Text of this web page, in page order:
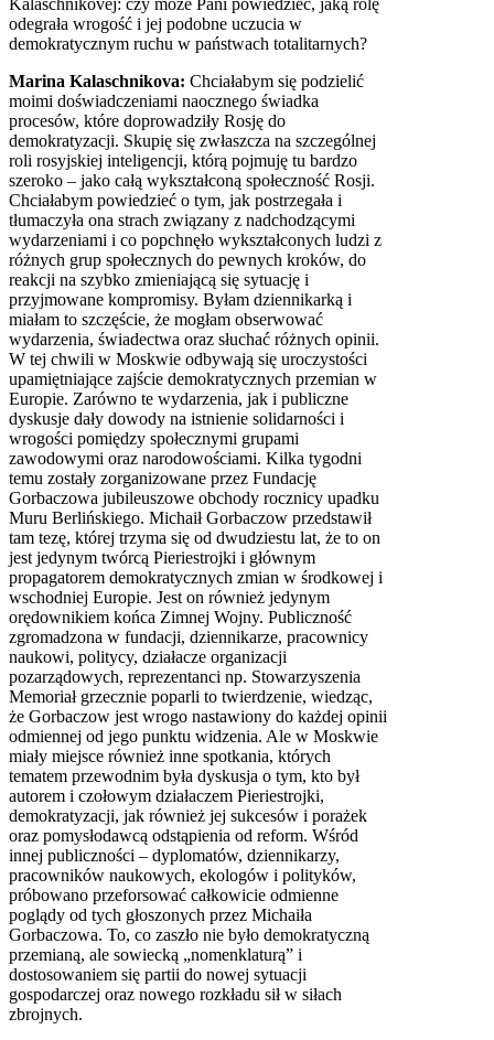
odegrała wrogość i jej podobne uczucia w
demokratycznym ruchu w państwach totalitarnych?
Marina Kalaschnikova: Chciałabym się podzielić
moimi doświadczeniami naocznego świadka
procesów, które doprowadziły Rosję do
demokratyzacji. Skupię się zwłaszcza na szczególnej
roli rosyjskiej inteligencji, którą pojmuję tu bardzo
szeroko – jako całą wykształconą społeczność Rosji.
Chciałabym powiedzieć o tym, jak postrzegała i
tłumaczyła ona strach związany z nadchodzącymi
wydarzeniami i co popchnęło wykształconych ludzi z
różnych grup społecznych do pewnych kroków, do
reakcji na szybko zmieniającą się sytuację i
przyjmowane kompromisy. Byłam dziennikarką i
miałam to szczęście, że mogłam obserwować
wydarzenia, świadectwa oraz słuchać różnych opinii.
W tej chwili w Moskwie odbywają się uroczystości
upamiętniające zajście demokratycznych przemian w
Europie. Zarówno te wydarzenia, jak i publiczne
dyskusje dały dowody na istnienie solidarności i
wrogości pomiędzy społecznymi grupami
zawodowymi oraz narodowościami. Kilka tygodni
temu zostały zorganizowane przez Fundację
Gorbaczowa jubileuszowe obchody rocznicy upadku
Muru Berlińskiego. Michaił Gorbaczow przedstawił
tam tezę, której trzyma się od dwudziestu lat, że to on
jest jedynym twórcą Pieriestrojki i głównym
propagatorem demokratycznych zmian w środkowej i
wschodniej Europie. Jest on również jedynym
orędownikiem końca Zimnej Wojny. Publiczność
zgromadzona w fundacji, dziennikarze, pracownicy
naukowi, politycy, działacze organizacji
pozarządowych, reprezentanci np. Stowarzyszenia
Memoriał grzecznie poparli to twierdzenie, wiedząc,
że Gorbaczow jest wrogo nastawiony do każdej opinii
odmiennej od jego punktu widzenia. Ale w Moskwie
miały miejsce również inne spotkania, których
tematem przewodnim była dyskusja o tym, kto był
autorem i czołowym działaczem Pieriestrojki,
demokratyzacji, jak również jej sukcesów i porażek
oraz pomysłodawcą odstąpienia od reform. Wśród
innej publiczności – dyplomatów, dziennikarzy,
pracowników naukowych, ekologów i polityków,
próbowano przeforsować całkowicie odmienne
poglądy od tych głoszonych przez Michaiła
Gorbaczowa. To, co zaszło nie było demokratyczną
przemianą, ale sowiecką „nomenklaturą” i
dostosowaniem się partii do nowej sytuacji
gospodarczej oraz nowego rozkładu sił w siłach
zbrojnych.